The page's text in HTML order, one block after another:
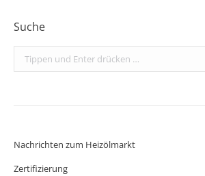
Suche
Search:
Nachrichten zum Heizölmarkt
Zertifizierung